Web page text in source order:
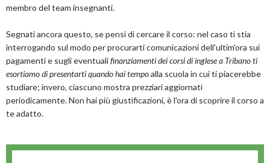
membro del team insegnanti.
Segnati ancora questo, se pensi di cercare il corso: nel caso ti stia
interrogando sul modo per procurarti comunicazioni dell'ultim'ora sui
pagamenti e sugli eventualifinanziamenti dei corsi di inglese a Tribano ti
esortiamo di presentarti quando hai tempoalla scuola in cui ti piacerebbe
studiare; invero, ciascuno mostra prezziari aggiornati
periodicamente. Non hai più giustificazioni, è l'ora di scoprire il corso a
te adatto.